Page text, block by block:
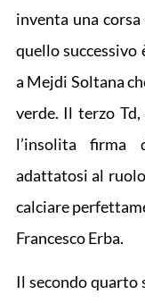
inventa una
quello successivo
a Mejdi Soltana
verde. Il terzo
l’insolita firma
adattatosi al
calciare
Francesco Erba.
Il secondo quarto